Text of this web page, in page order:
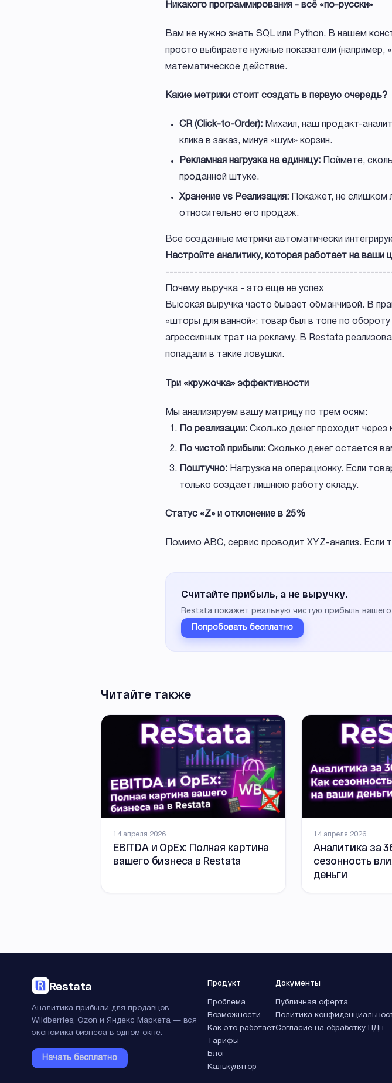
Никакого программирования - всё «по-русски»
Вам не нужно знать SQL или Python. В нашем
просто выбираете нужные показатели (например,
математическое действие.
Какие метрики стоит создать в первую очередь?
CR (Click-to-Order): Михаил, наш продакт-
клика в заказ, минуя «шум» корзин.
Рекламная нагрузка на единицу: Поймете,
проданной штуке.
Хранение vs Реализация: Покажет, не слишком
относительно его продаж.
Все созданные метрики автоматически
Настройте аналитику, которая работает на ваши
Почему выручка - это еще не успех
Высокая выручка часто бывает обманчивой. В
«шторы для ванной»: товар был в топе по обороту
агрессивных трат на рекламу. В Restata
попадали в такие ловушки.
Три «кружочка» эффективности
Мы анализируем вашу матрицу по трем осям:
По реализации: Сколько денег проходит через
По чистой прибыли: Сколько денег остается
Поштучно: Нагрузка на операционку. Если
только создает лишнюю работу складу.
Статус «Z» и отклонение в 25%
Помимо ABC, сервис проводит XYZ-анализ. Если
Считайте прибыль, а не выручку.
Restata покажет реальную чистую прибыль
Попробовать бесплатно
Читайте также
14 апреля 2026
EBITDA и OpEx: Полная картина
вашего бизнеса в Restata
14 апреля 2026
Аналитика за
сезонность
деньги
Restata
Аналитика прибыли для продавцов
Wildberries, Ozon и Яндекс Маркета — вся
экономика бизнеса в одном окне.
Начать бесплатно
Продукт
Проблема
Возможности
Как это работает
Тарифы
Блог
Калькулятор
Документы
Публичная оферта
Политика
Согласие на обработку ПДн